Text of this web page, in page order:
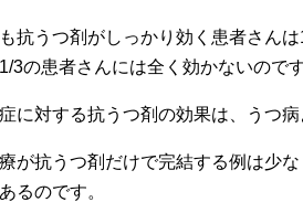
抗うつ剤がしっかり効く患者さん
3の患者さんには全く効かないのです
に対する抗うつ剤の効果は、うつ病
が抗うつ剤だけで完結する例は少
るのです。